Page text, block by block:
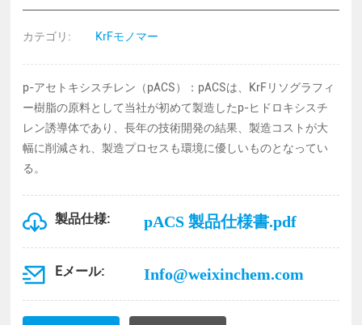
カテゴリ: KrFモノマー
p-アセトキシスチレン（pACS）：pACSは、KrFリソグラフィ
ー樹脂の原料として当社が初めて製造したp-ヒドロキシスチ
レン誘導体であり、長年の技術開発の結果、製造コストが大
幅に削減され、製造プロセスも環境に優しいものとなってい
る。
製品仕様: pACS 製品仕様書.pdf
Eメール: Info@weixinchem.com